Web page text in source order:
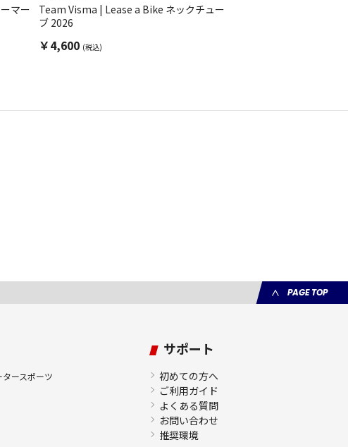
マー
Team Visma | Lease a Bike ネックチュー
ブ 2026
￥4,600 (税込)
PAGE TOP
タースポーツ
サポート
初めての方へ
ご利用ガイド
よくある質問
お問い合わせ
推奨環境